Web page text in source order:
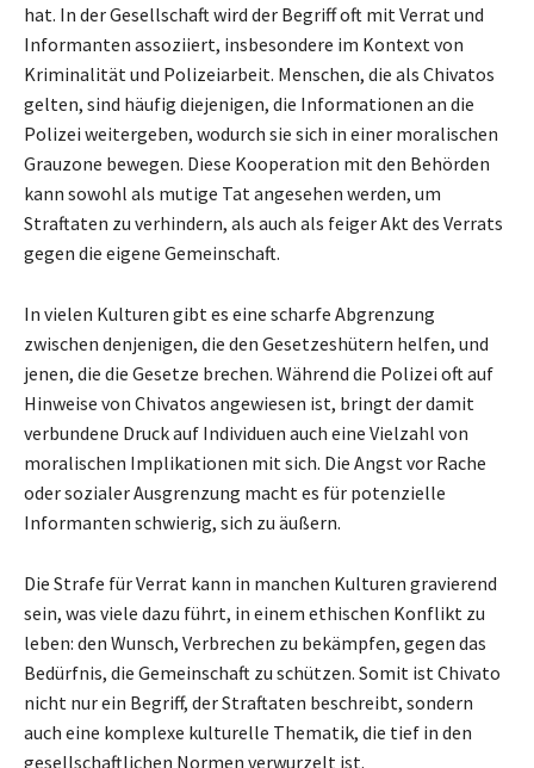
hat. In der Gesellschaft wird der Begriff oft mit Verrat und
Informanten assoziiert, insbesondere im Kontext von
Kriminalität und Polizeiarbeit. Menschen, die als Chivatos
gelten, sind häufig diejenigen, die Informationen an die
Polizei weitergeben, wodurch sie sich in einer moralischen
Grauzone bewegen. Diese Kooperation mit den Behörden
kann sowohl als mutige Tat angesehen werden, um
Straftaten zu verhindern, als auch als feiger Akt des Verrats
gegen die eigene Gemeinschaft.
In vielen Kulturen gibt es eine scharfe Abgrenzung
zwischen denjenigen, die den Gesetzeshütern helfen, und
jenen, die die Gesetze brechen. Während die Polizei oft auf
Hinweise von Chivatos angewiesen ist, bringt der damit
verbundene Druck auf Individuen auch eine Vielzahl von
moralischen Implikationen mit sich. Die Angst vor Rache
oder sozialer Ausgrenzung macht es für potenzielle
Informanten schwierig, sich zu äußern.
Die Strafe für Verrat kann in manchen Kulturen gravierend
sein, was viele dazu führt, in einem ethischen Konflikt zu
leben: den Wunsch, Verbrechen zu bekämpfen, gegen das
Bedürfnis, die Gemeinschaft zu schützen. Somit ist Chivato
nicht nur ein Begriff, der Straftaten beschreibt, sondern
auch eine komplexe kulturelle Thematik, die tief in den
gesellschaftlichen Normen verwurzelt ist.